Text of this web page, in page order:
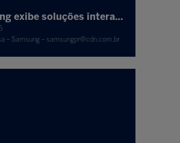
Samsung exibe soluções interativas na Bett Brasil 2025, a maior feira de inovação e tecnologia para a educação da América Latina
– Samsung – samsungpr@cdn.com.br